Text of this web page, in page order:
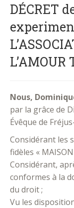
DÉCRET
L’AMOUR
Nous,
par la grâce de
Évêque de
Considérant les
fidèles «
Considérant,
conformes à la
du droit ;
Vu les